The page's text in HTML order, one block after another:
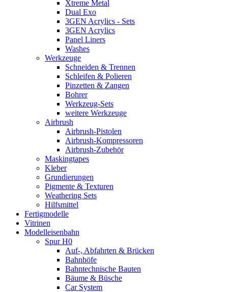
Xtreme Metal
Dual Exo
3GEN Acrylics - Sets
3GEN Acrylics
Panel Liners
Washes
Werkzeuge
Schneiden & Trennen
Schleifen & Polieren
Pinzetten & Zangen
Bohrer
Werkzeug-Sets
weitere Werkzeuge
Airbrush
Airbrush-Pistolen
Airbrush-Kompressoren
Airbrush-Zubehör
Maskingtapes
Kleber
Grundierungen
Pigmente & Texturen
Weathering Sets
Hilfsmittel
Fertigmodelle
Vitrinen
Modelleisenbahn
Spur H0
Auf-, Abfahrten & Brücken
Bahnhöfe
Bahntechnische Bauten
Bäume & Büsche
Car System